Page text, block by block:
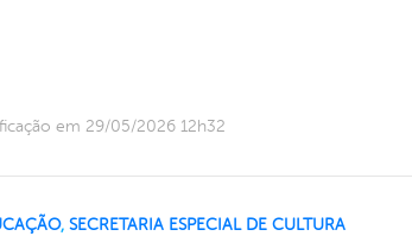
em 29/05/2026 12h32
, SECRETARIA ESPECIAL DE CULTURA